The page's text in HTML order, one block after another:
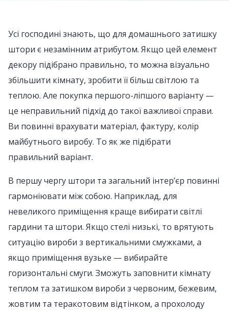
Усі господині знають, що для домашнього затишку
штори є незамінним атрибутом. Якщо цей елемент
декору підібрано правильно, то можна візуально
збільшити кімнату, зробити її більш світлою та
теплою. Але покупка першого-ліпшого варіанту —
це неправильний підхід до такої важливої справи.
Ви повинні врахувати матеріал, фактуру, колір
майбутнього виробу. То як же підібрати
правильний варіант.
В першу чергу штори та загальний інтер’єр повинні
гармоніювати між собою. Наприклад, для
невеликого приміщення краще вибирати світлі
гардини та штори. Якщо стелі низькі, то врятують
ситуацію вироби з вертикальними смужками, а
якщо приміщення вузьке — вибирайте
горизонтальні смуги. Зможуть заповнити кімнату
теплом та затишком вироби з червоним, бежевим,
жовтим та теракотовим відтінком, а прохолоду